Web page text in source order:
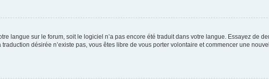
langue sur le forum, soit le logiciel n’a pas encore été traduit dans votre langue. Essayez de
désirée n’existe pas, vous êtes libre de vous porter volontaire et commencer une